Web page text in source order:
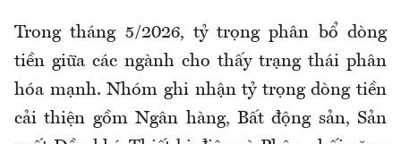
Trong tháng 5/2026, tỷ trọng phân bổ dòng
tiền giữa các ngành cho thấy trạng thái phân
hóa mạnh. Nhóm ghi nhận tỷ trọng dòng tiền
cải thiện gồm Ngân hàng, Bất động sản, Sản